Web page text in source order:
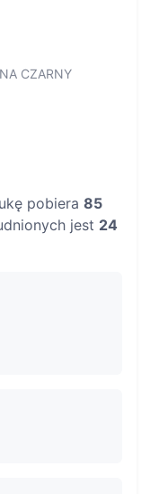
CZARNY
pobiera 85
jest 24